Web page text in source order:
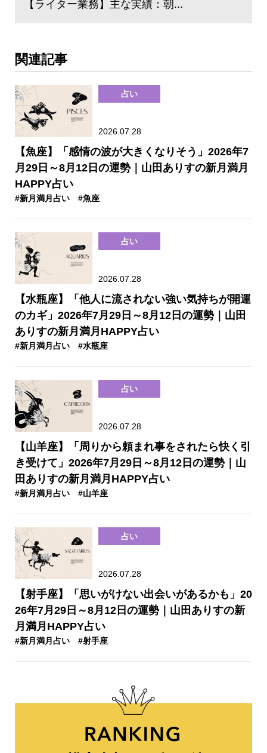
【ライター業務】主な実績：朝...
関連記事
占い
2026.07.28
【魚座】「感情の波が大きくなりそう」2026年7
月29日～8月12日の運勢｜山田ありすの新月満月
HAPPY占い
#新月満月占い #魚座
占い
2026.07.28
【水瓶座】「他人に流されない強い気持ちが開運
のカギ」2026年7月29日～8月12日の運勢｜山田
ありすの新月満月HAPPY占い
#新月満月占い #水瓶座
占い
2026.07.28
【山羊座】「周りから頼まれ事をされたら快く引
き受けて」2026年7月29日～8月12日の運勢｜山
田ありすの新月満月HAPPY占い
#新月満月占い #山羊座
占い
2026.07.28
【射手座】「思いがけない出会いがあるかも」20
26年7月29日～8月12日の運勢｜山田ありすの新
月満月HAPPY占い
#新月満月占い #射手座